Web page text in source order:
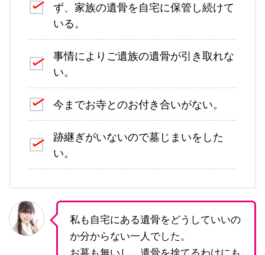
ず、家族の遺骨を自宅に保管し続けて
いる。
事情によりご遺族の遺骨が引き取れな
い。
今までお寺とのお付き合いがない。
跡継ぎがいないので墓じまいをした
い。
私も自宅にある遺骨をどうしていいの
か分からない一人でした。